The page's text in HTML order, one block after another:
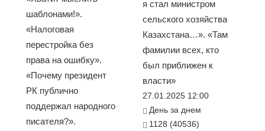
шаблонами!».
«Налоговая
перестройка без
права на ошибку».
«Почему президент
РК публично
поддержал народного
писателя?».
я стал министром
сельского хозяйства
Казахстана…». «Там
фамилии всех, кто
был приближен к
власти»
27.01.2025 12:00
День за днем
1128 (40536)